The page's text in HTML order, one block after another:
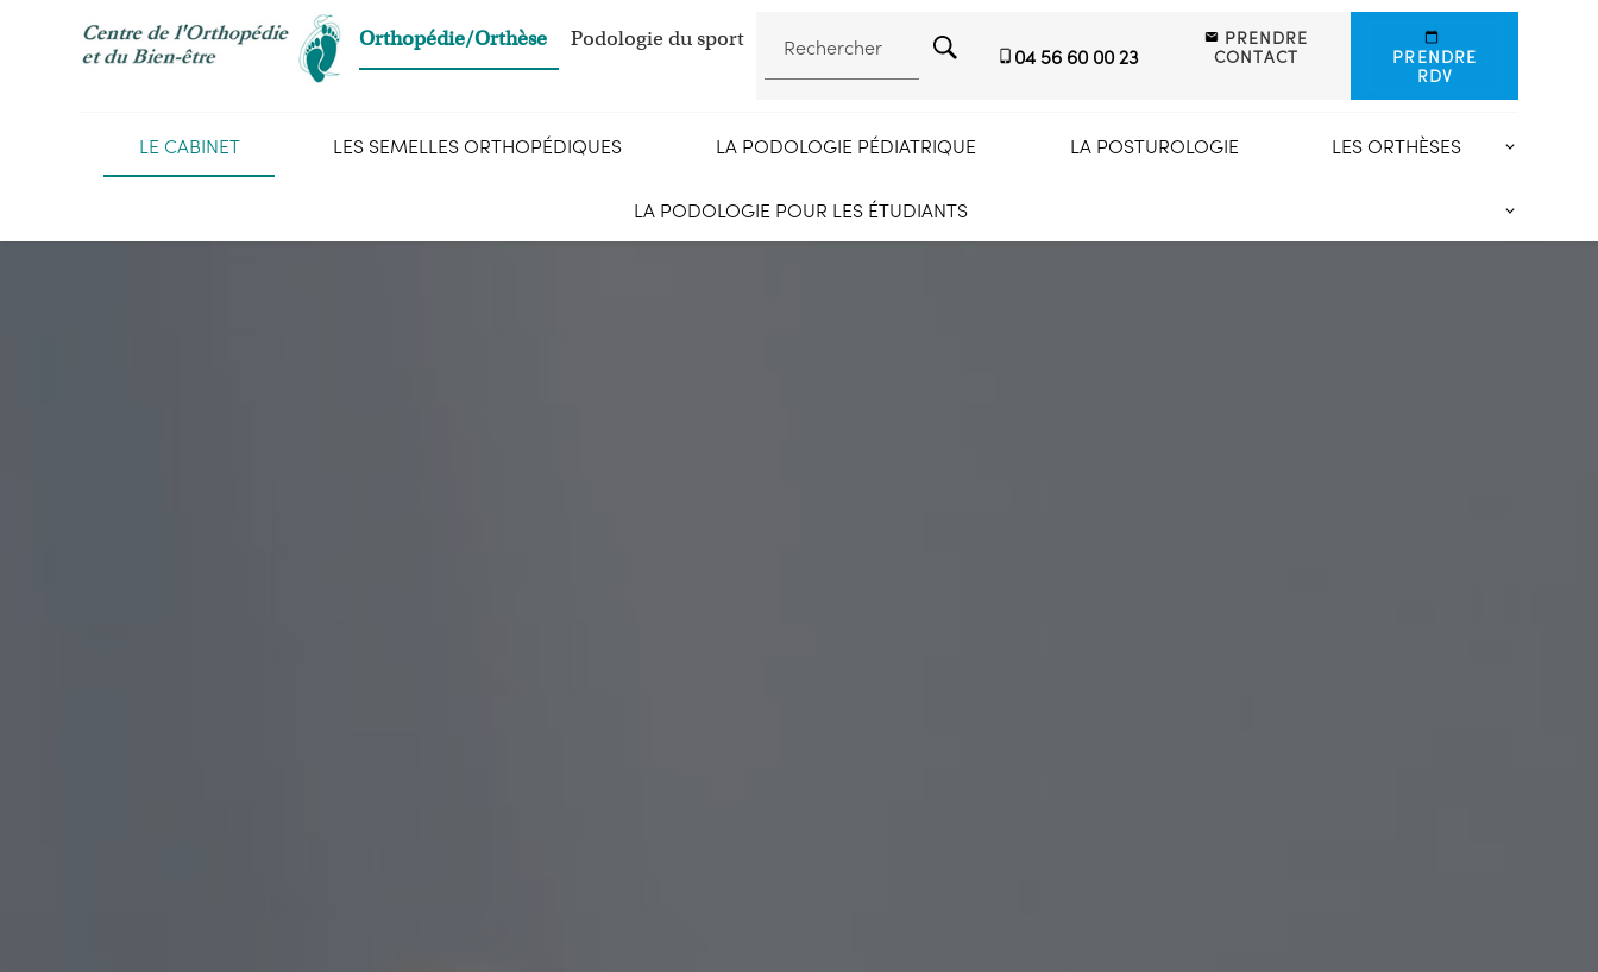
Orthopédie/Orthèse Podologie du sport Rechercher 04 56 60 00 23
PRENDRE
CONTACT
PRENDRE
RDV
LE CABINET LES SEMELLES ORTHOPÉDIQUES LA PODOLOGIE PÉDIATRIQUE LA POSTUROLOGIE LES ORTHÈSES
LA PODOLOGIE POUR LES ÉTUDIANTS